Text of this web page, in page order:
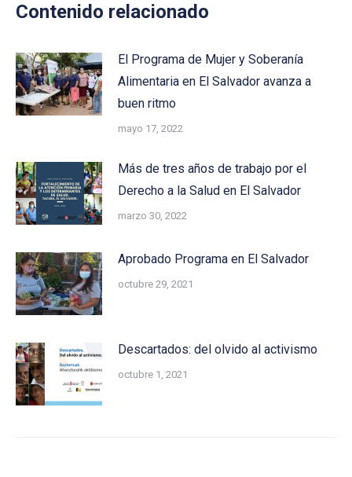
Contenido relacionado
El Programa de Mujer y Soberanía
Alimentaria en El Salvador avanza a
buen ritmo
mayo 17, 2022
Más de tres años de trabajo por el
Derecho a la Salud en El Salvador
marzo 30, 2022
Aprobado Programa en El Salvador
octubre 29, 2021
Descartados: del olvido al activismo
octubre 1, 2021